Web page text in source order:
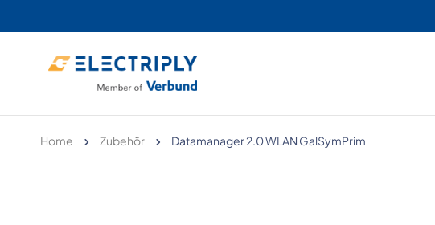
Home Zubehör Datamanager 2.0 WLAN GalSymPrim